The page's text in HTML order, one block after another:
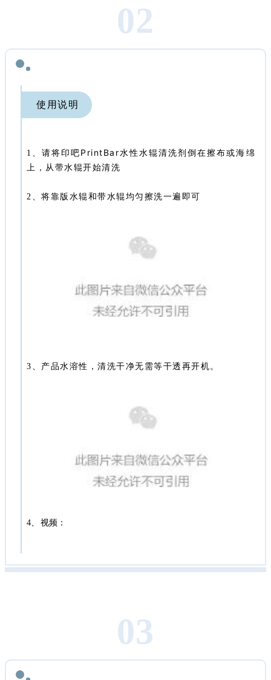
02
使用说明
1、请将 印吧PrintBar水性水辊清洗剂倒在擦布或海绵
上，从带水辊开始清洗
2、将靠版水辊和带水辊均匀擦洗一遍即可
3、产品水溶性，清洗干净无需等干透再开机。
4 视频：
03